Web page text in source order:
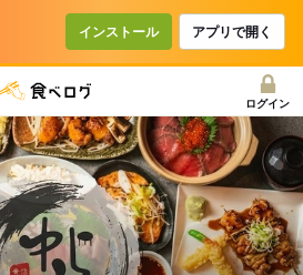
インストール アプリで開く
ログイン
スで使えるクーポン
ンを利用せず予約する